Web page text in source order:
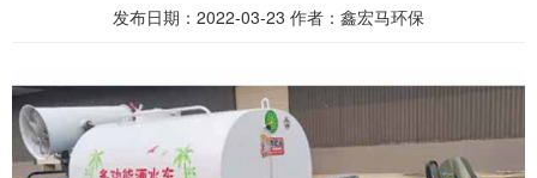
发布日期：2022-03-23 作者：鑫宏马环保